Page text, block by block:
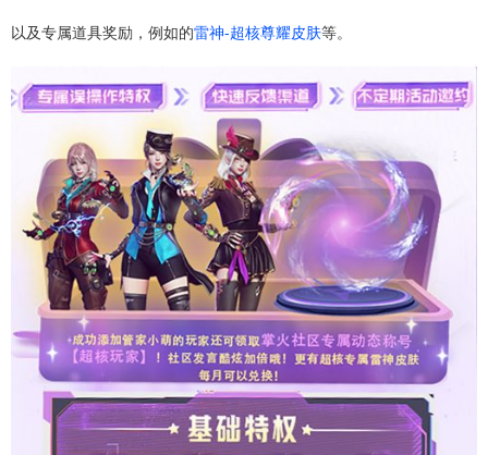
以及专属道具奖励，例如的雷神-超核尊耀皮肤等。